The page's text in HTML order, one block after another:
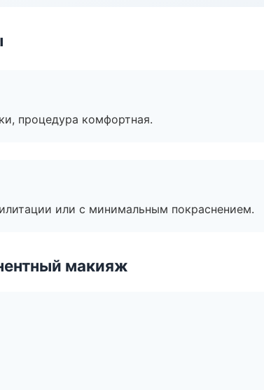
процедура комфортная.
или с минимальным покраснением.
макияж